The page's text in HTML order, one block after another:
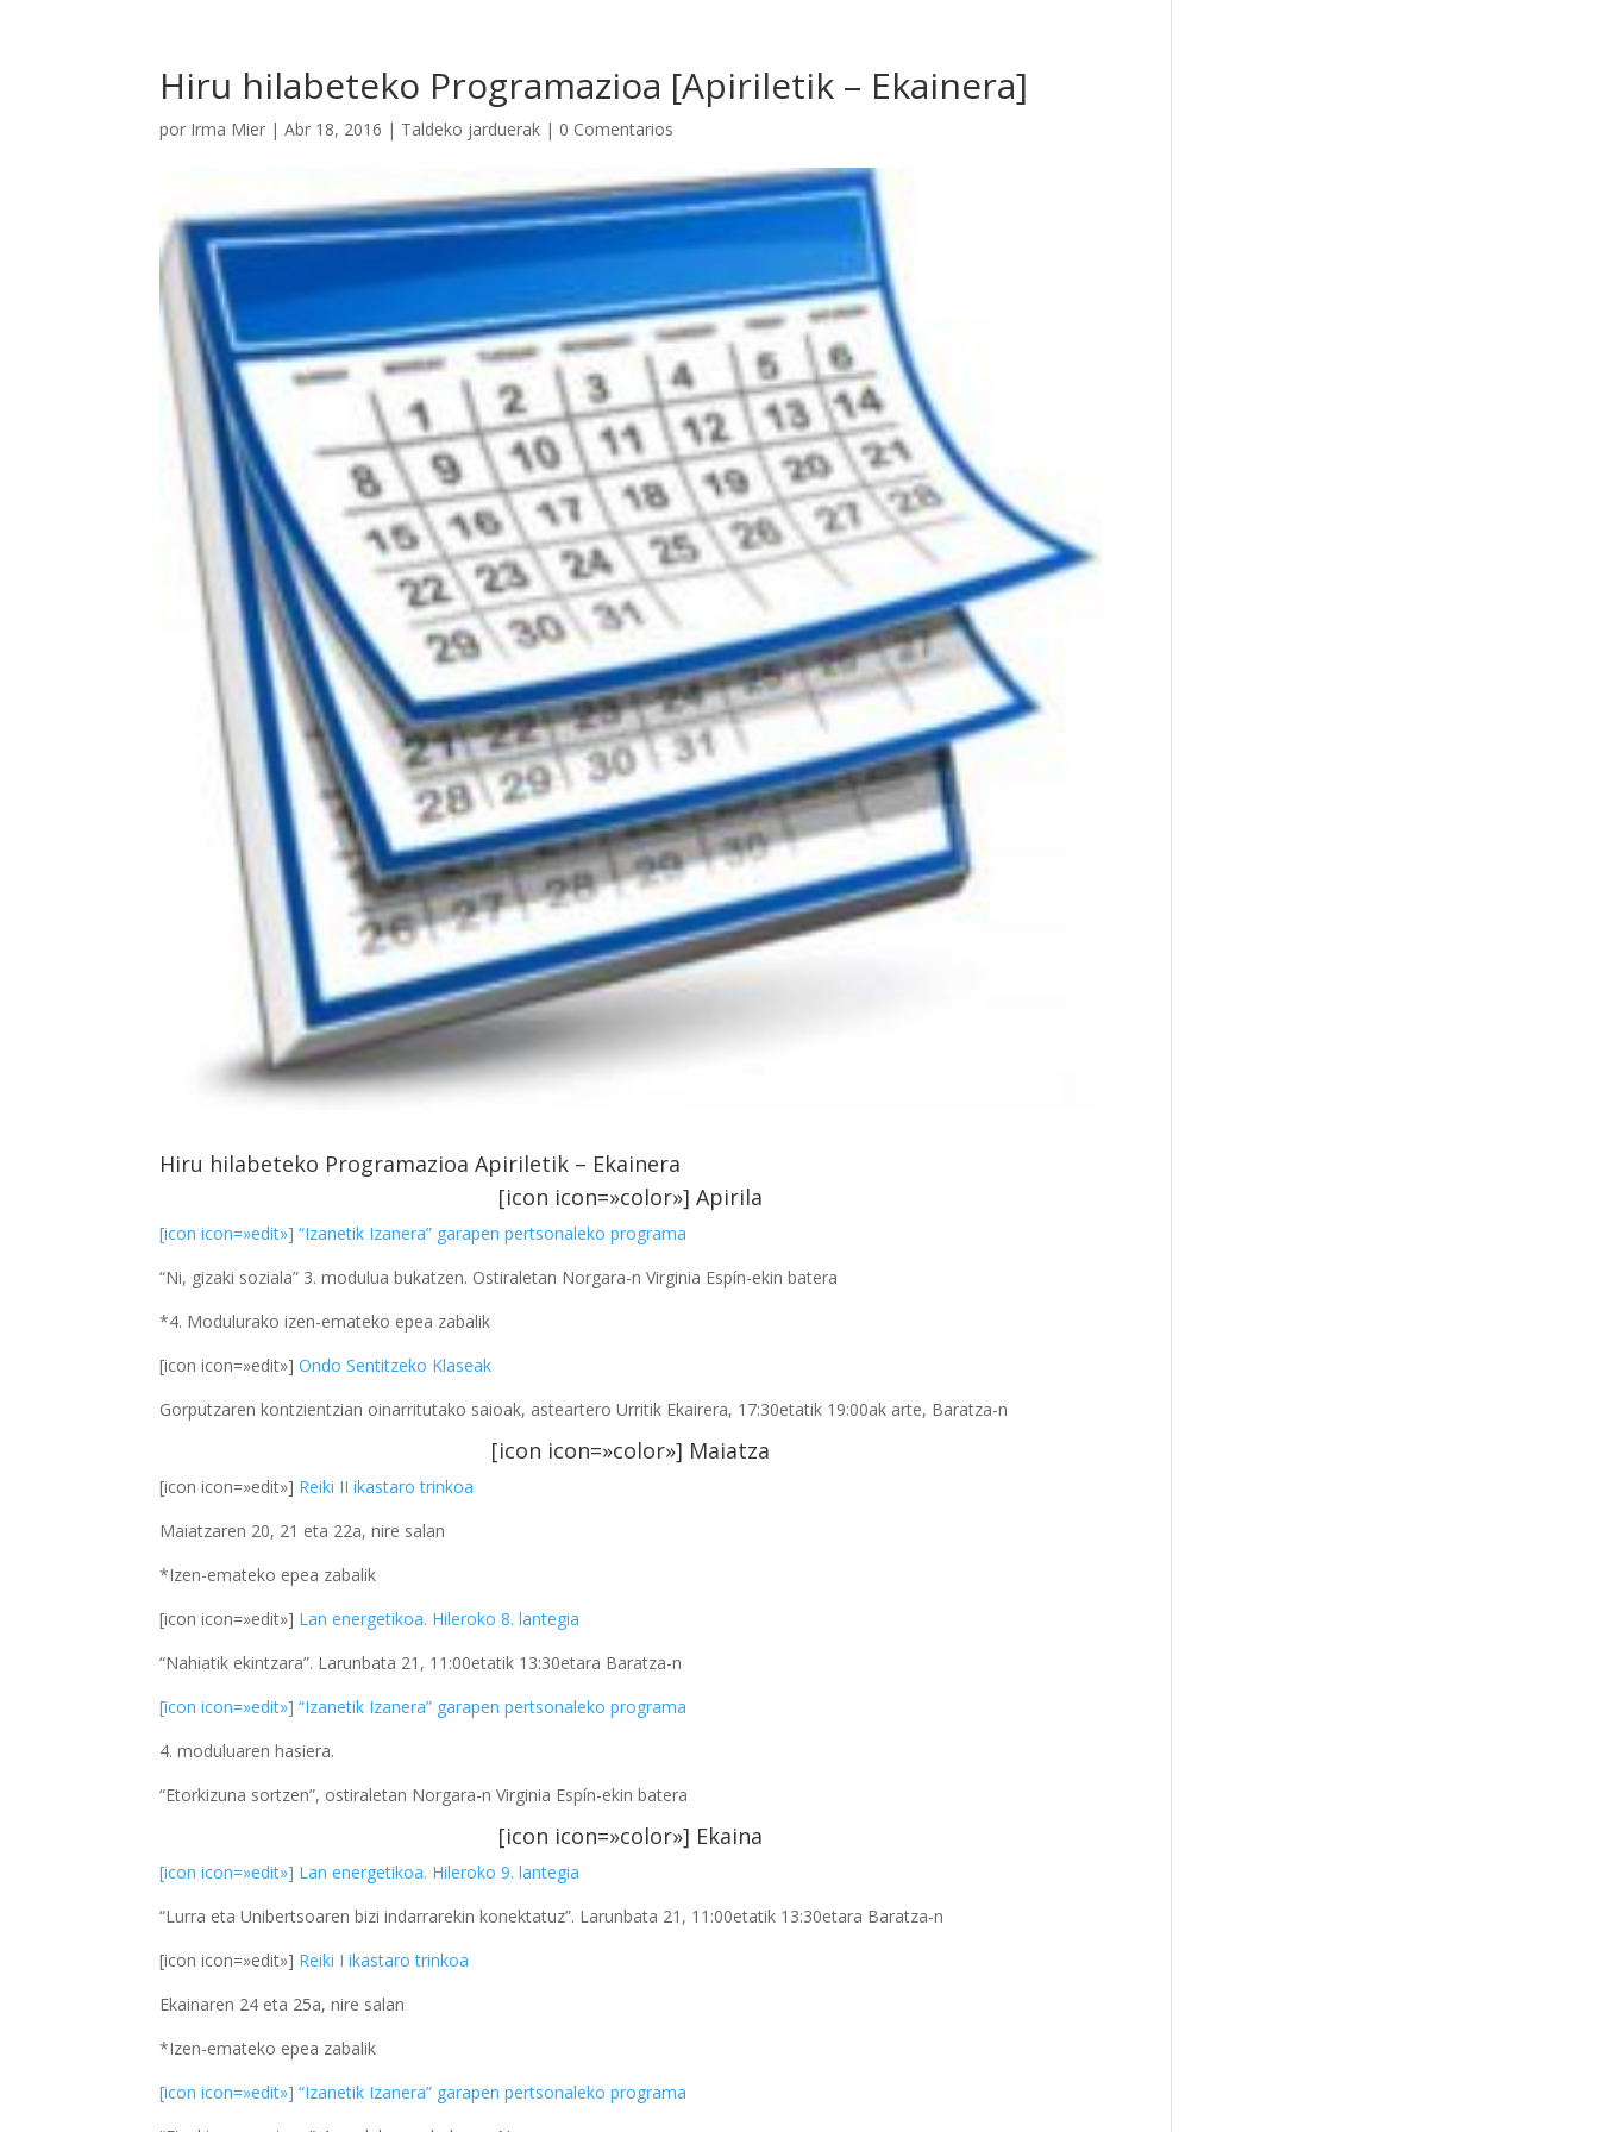
Hiru hilabeteko Programazioa [Apiriletik – Ekainera]
por Irma Mier |Abr 18, 2016 | Taldeko jarduerak | 0 Comentarios
Hiru hilabeteko Programazioa Apiriletik – Ekainera
[icon icon=»color»] Apirila
[icon icon=»edit»] “Izanetik Izanera” garapen pertsonaleko programa
“Ni, gizaki soziala” 3. modulua bukatzen. Ostiraletan Norgara-n Virginia Espín-ekin batera
*4. Modulurako izen-emateko epea zabalik
[icon icon=»edit»] Ondo Sentitzeko Klaseak
Gorputzaren kontzientzian oinarritutako saioak, asteartero Urritik Ekairera, 17:30etatik 19:00ak arte, Baratza-n
[icon icon=»color»] Maiatza
[icon icon=»edit»] Reiki II ikastaro trinkoa
Maiatzaren 20, 21 eta 22a, nire salan
*Izen-emateko epea zabalik
[icon icon=»edit»] Lan energetikoa. Hileroko 8. lantegia
“Nahiatik ekintzara”. Larunbata 21, 11:00etatik 13:30etara Baratza-n
[icon icon=»edit»] “Izanetik Izanera” garapen pertsonaleko programa
4. moduluaren hasiera.
“Etorkizuna sortzen”, ostiraletan Norgara-n Virginia Espín-ekin batera
[icon icon=»color»] Ekaina
[icon icon=»edit»] Lan energetikoa. Hileroko 9. lantegia
“Lurra eta Unibertsoaren bizi indarrarekin konektatuz”. Larunbata 21, 11:00etatik 13:30etara Baratza-n
[icon icon=»edit»] Reiki I ikastaro trinkoa
Ekainaren 24 eta 25a, nire salan
*Izen-emateko epea zabalik
[icon icon=»edit»] “Izanetik Izanera” garapen pertsonaleko programa